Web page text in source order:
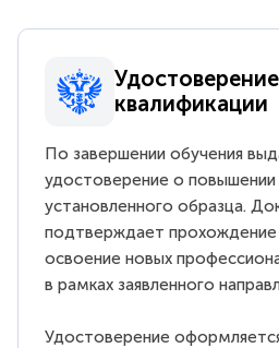
квалификации
По завершении обучения
удостоверение о повышении
установленного образца.
подтверждает
освоение новых
в рамках заявленного
Удостоверение